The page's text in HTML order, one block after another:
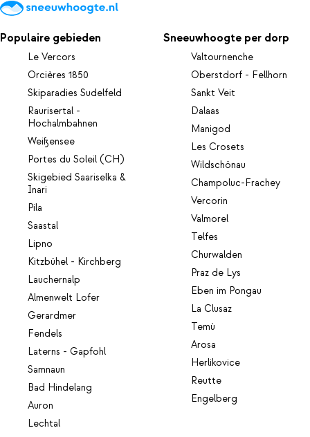
Populaire gebieden
Le Vercors
Orcières 1850
Skiparadies Sudelfeld
Raurisertal -
Hochalmbahnen
Weißensee
Portes du Soleil (CH)
Skigebied Saariselka &
Inari
Pila
Saastal
Lipno
Kitzbühel - Kirchberg
Lauchernalp
Almenwelt Lofer
Gerardmer
Fendels
Laterns - Gapfohl
Samnaun
Bad Hindelang
Auron
Lechtal
Sneeuwhoogte per dorp
Valtournenche
Oberstdorf - Fellhorn
Sankt Veit
Dalaas
Manigod
Les Crosets
Wildschönau
Champoluc-Frachey
Vercorin
Valmorel
Telfes
Churwalden
Praz de Lys
Eben im Pongau
La Clusaz
Temù
Arosa
Herlikovice
Reutte
Engelberg